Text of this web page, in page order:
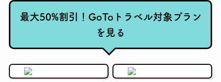
最大50%割引！GoToトラベル対象プラン
を見る